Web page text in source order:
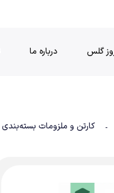
گلس درباره ما
- کارتن و ملزومات بسته‌بندی